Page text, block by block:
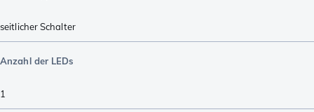
seitlicher Schalter
Anzahl der LEDs
1